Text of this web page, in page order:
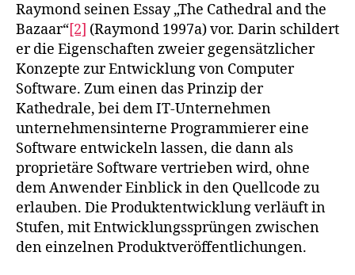
Raymond seinen Essay „The Cathedral and the
Bazaar“[2] (Raymond 1997a) vor. Darin schildert
er die Eigenschaften zweier gegensätzlicher
Konzepte zur Entwicklung von Computer
Software. Zum einen das Prinzip der
Kathedrale, bei dem IT-Unternehmen
unternehmensinterne Programmierer eine
Software entwickeln lassen, die dann als
proprietäre Software vertrieben wird, ohne
dem Anwender Einblick in den Quellcode zu
erlauben. Die Produktentwicklung verläuft in
Stufen, mit Entwicklungssprüngen zwischen
den einzelnen Produktveröffentlichungen.